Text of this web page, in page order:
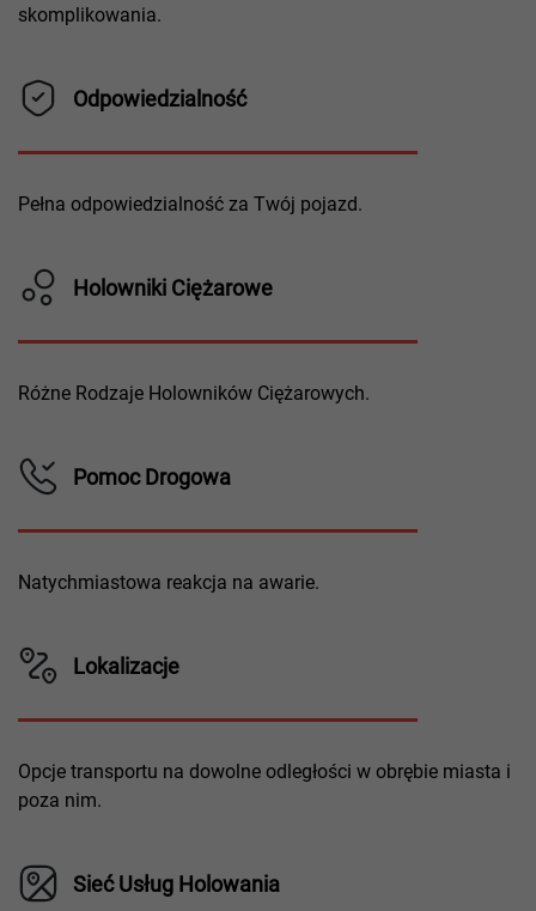
skomplikowania.
Odpowiedzialność
Pełna odpowiedzialność za Twój pojazd.
Holowniki Ciężarowe
Różne Rodzaje Holowników Ciężarowych.
Pomoc Drogowa
Natychmiastowa reakcja na awarie.
Lokalizacje
Opcje transportu na dowolne odległości w obrębie miasta i
poza nim.
Sieć Usług Holowania